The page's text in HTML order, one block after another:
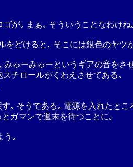
が｡ まぁ､ そういうことなわけね｡
をどけると､ そこには銀色のヤツ
ゅーみゅーというギアの音をさ
チロールがくわえさせてある｡
｡ そうである｡ 電源を入れたと
ガマンで週末を待つことに｡
う｡